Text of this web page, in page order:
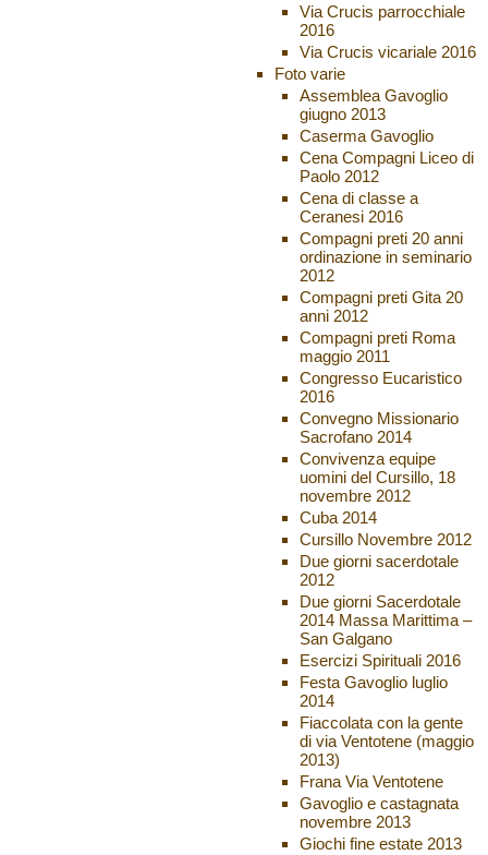
Via Crucis parrocchiale
2016
Via Crucis vicariale 2016
Foto varie
Assemblea Gavoglio
giugno 2013
Caserma Gavoglio
Cena Compagni Liceo di
Paolo 2012
Cena di classe a
Ceranesi 2016
Compagni preti 20 anni
ordinazione in seminario
2012
Compagni preti Gita 20
anni 2012
Compagni preti Roma
maggio 2011
Congresso Eucaristico
2016
Convegno Missionario
Sacrofano 2014
Convivenza equipe
uomini del Cursillo, 18
novembre 2012
Cuba 2014
Cursillo Novembre 2012
Due giorni sacerdotale
2012
Due giorni Sacerdotale
2014 Massa Marittima –
San Galgano
Esercizi Spirituali 2016
Festa Gavoglio luglio
2014
Fiaccolata con la gente
di via Ventotene (maggio
2013)
Frana Via Ventotene
Gavoglio e castagnata
novembre 2013
Giochi fine estate 2013